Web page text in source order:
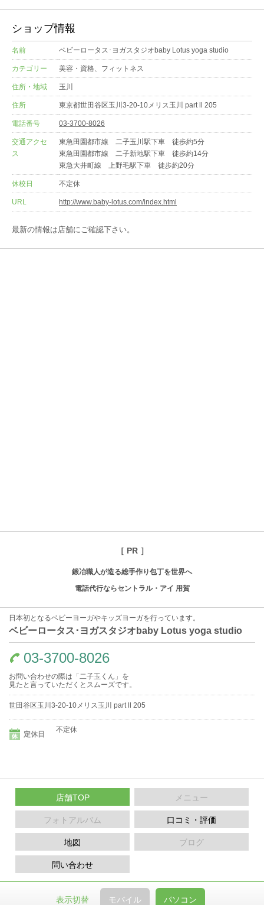
ショップ情報
名前 ベビーロータス･ヨガスタジオbaby Lotus yoga studio
カテゴリー 美容・資格、フィットネス
住所・地域 玉川
住所 東京都世田谷区玉川3-20-10メリス玉川 part ll 205
電話番号 03-3700-8026
交通アクセ
ス
東急田園都市線 二子玉川駅下車 徒歩約5分
東急田園都市線 二子新地駅下車 徒歩約14分
東急大井町線 上野毛駅下車 徒歩約20分
休校日 不定休
URL http://www.baby-lotus.com/index.html
最新の情報は店舗にご確認下さい。
［ PR ］
鍛冶職人が造る総手作り包丁を世界へ
電話代行ならセントラル・アイ 用賀
日本初となるベビーヨーガやキッズヨーガを行っています。
ベビーロータス･ヨガスタジオbaby Lotus yoga studio
03-3700-8026
お問い合わせの際は「二子玉くん」を
見たと言っていただくとスムーズです。
世田谷区玉川3-20-10メリス玉川 part ll 205
定休日
不定休
店舗TOP メニュー
フォトアルバム 口コミ・評価
地図 ブログ
問い合わせ
表示切替 モバイル パソコン